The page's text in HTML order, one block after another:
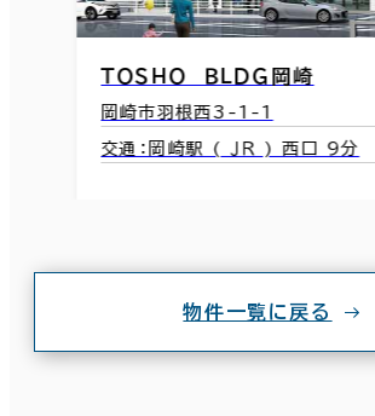
ＴＯＳＨＯ ＢＬＤＧ岡崎
岡崎市羽根西3-1-1
交通：岡崎駅 ( ＪＲ ) 西口 9分
物件一覧に戻る